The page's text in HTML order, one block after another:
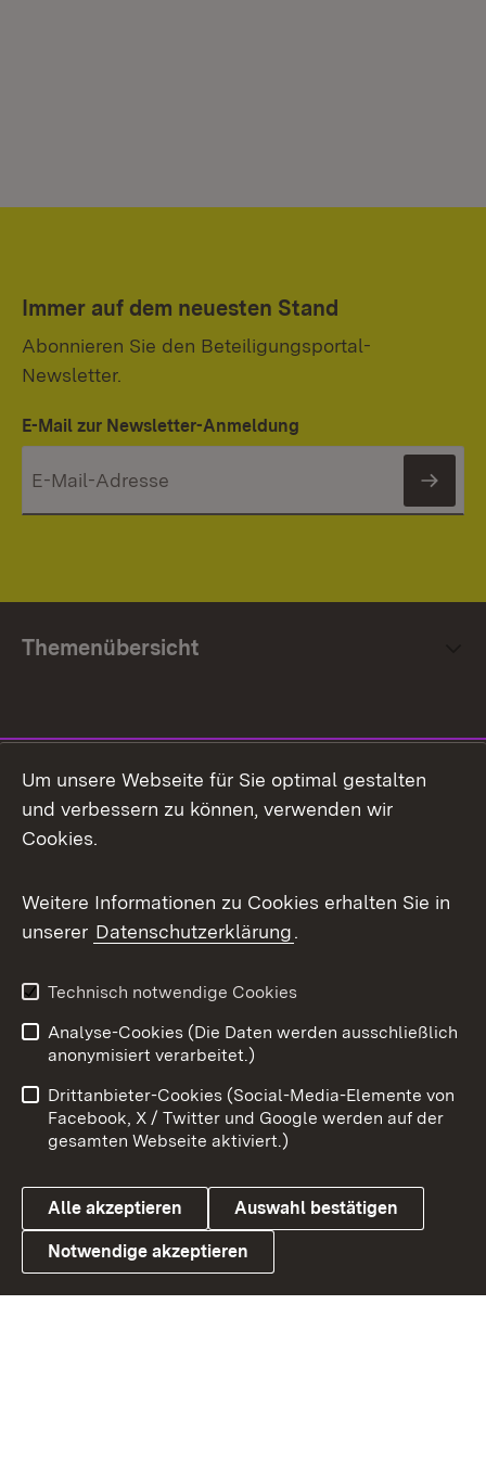
Immer auf dem neuesten Stand
Abonnieren Sie den Beteiligungsportal-
Newsletter.
E-Mail zur Newsletter-Anmeldung
Themenübersicht
Facebook
X / Twitter
Youtube
Link zum Landesportal
Impressum
Kontakt
Barrierefreiheit
Datenschutz
Cookies
Um unsere Webseite für Sie optimal gestalten
und verbessern zu können, verwenden wir
Cookies.
Weitere Informationen zu Cookies erhalten Sie in
unserer Datenschutzerklärung.
Technisch notwendige Cookies
Analyse-Cookies (Die Daten werden ausschließlich
anonymisiert verarbeitet.)
Drittanbieter-Cookies (Social-Media-Elemente von
Facebook, X / Twitter und Google werden auf der
gesamten Webseite aktiviert.)
Alle akzeptieren Auswahl bestätigen
Notwendige akzeptieren